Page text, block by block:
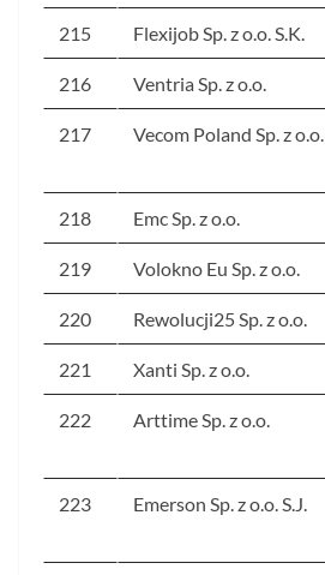
215 Flexijob Sp. z o.o. S.K.
216 Ventria Sp. z o.o.
217 Vecom Poland Sp. z o.o.
218 Emc Sp. z o.o.
219 Volokno Eu Sp. z o.o.
220 Rewolucji25 Sp. z o.o.
221 Xanti Sp. z o.o.
222 Arttime Sp. z o.o.
223 Emerson Sp. z o.o. S.J.